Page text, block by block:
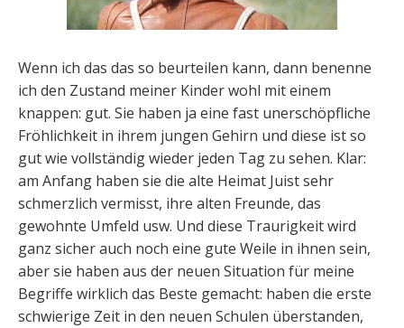
Wenn ich das das so beurteilen kann, dann benenne
ich den Zustand meiner Kinder wohl mit einem
knappen: gut. Sie haben ja eine fast unerschöpfliche
Fröhlichkeit in ihrem jungen Gehirn und diese ist so
gut wie vollständig wieder jeden Tag zu sehen. Klar:
am Anfang haben sie die alte Heimat Juist sehr
schmerzlich vermisst, ihre alten Freunde, das
gewohnte Umfeld usw. Und diese Traurigkeit wird
ganz sicher auch noch eine gute Weile in ihnen sein,
aber sie haben aus der neuen Situation für meine
Begriffe wirklich das Beste gemacht: haben die erste
schwierige Zeit in den neuen Schulen überstanden,